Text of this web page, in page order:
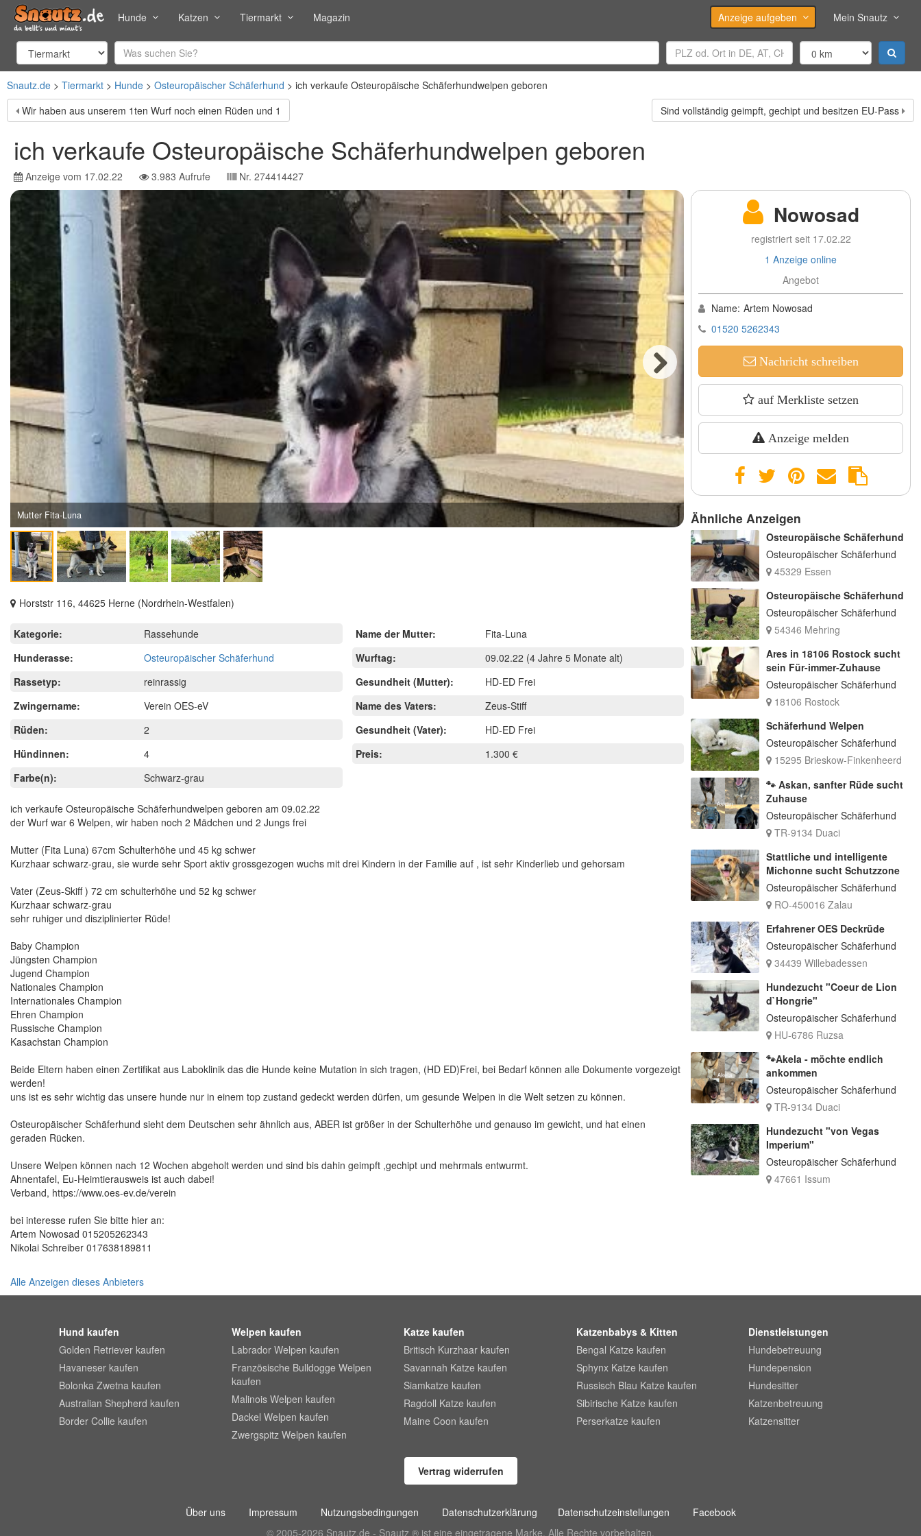
Hunde Katzen Tiermarkt Magazin Anzeige aufgeben Mein Snautz
Snautz.de Tiermarkt Hunde Osteuropäischer Schäferhund
ich verkaufe Osteuropäische Schäferhundwelpen geboren
Wir haben aus unserem 1ten Wurf noch einen Rüden und 1
Sind vollständig geimpft, gechipt und besitzen EU-Pass
ich verkaufe Osteuropäische Schäferhundwelpen geboren
Anzeige vom 17.02.22 3.983 Aufrufe Nr. 274414427
Mutter Fita-Luna
Horststr 116, 44625 Herne (Nordrhein-Westfalen)
Kategorie:
Rassehunde
Hunderasse:
Osteuropäischer Schäferhund
Rassetyp:
reinrassig
Zwingername:
Verein OES-eV
Rüden:
2
Hündinnen:
4
Farbe(n):
Schwarz-grau
Name der Mutter:
Fita-Luna
Wurftag:
09.02.22 (4 Jahre 5 Monate alt)
Gesundheit (Mutter):
HD-ED Frei
Name des Vaters:
Zeus-Stiff
Gesundheit (Vater):
HD-ED Frei
Preis:
1.300 €
ich verkaufe Osteuropäische Schäferhundwelpen geboren am 09.02.22
der Wurf war 6 Welpen, wir haben noch 2 Mädchen und 2 Jungs frei
Mutter (Fita Luna) 67cm Schulterhöhe und 45 kg schwer
Kurzhaar schwarz-grau, sie wurde sehr Sport aktiv grossgezogen wuchs mit drei Kindern in der Familie auf , ist sehr Kinderlieb und gehorsam
Vater (Zeus-Skiff ) 72 cm schulterhöhe und 52 kg schwer
Kurzhaar schwarz-grau
sehr ruhiger und disziplinierter Rüde!
Baby Champion
Jüngsten Champion
Jugend Champion
Nationales Champion
Internationales Champion
Ehren Champion
Russische Champion
Kasachstan Champion
Beide Eltern haben einen Zertifikat aus Laboklinik das die Hunde keine Mutation in sich tragen, (HD ED)Frei, bei Bedarf können alle Dokumente vorgezeigt
werden!
uns ist es sehr wichtig das unsere hunde nur in einem top zustand gedeckt werden dürfen, um gesunde Welpen in die Welt setzen zu können.
Osteuropäischer Schäferhund sieht dem Deutschen sehr ähnlich aus, ABER ist größer in der Schulterhöhe und genauso im gewicht, und hat einen
geraden Rücken.
Unsere Welpen können nach 12 Wochen abgeholt werden und sind bis dahin geimpft ,gechipt und mehrmals entwurmt.
Ahnentafel, Eu-Heimtierausweis ist auch dabei!
Verband, https://www.oes-ev.de/verein
bei interesse rufen Sie bitte hier an:
Artem Nowosad 015205262343
Nikolai Schreiber 017638189811
Alle Anzeigen dieses Anbieters
Nowosad
registriert seit 17.02.22
1 Anzeige online
Angebot
Name: Artem Nowosad
01520 5262343
Nachricht schreiben
auf Merkliste setzen
Anzeige melden
Ähnliche Anzeigen
Osteuropäische Schäferhund
Osteuropäischer Schäferhund
45329 Essen
Osteuropäische Schäferhund
Osteuropäischer Schäferhund
54346 Mehring
Ares in 18106 Rostock sucht
sein Für-immer-Zuhause
Osteuropäischer Schäferhund
18106 Rostock
Schäferhund Welpen
Osteuropäischer Schäferhund
15295 Brieskow-Finkenheerd
🐾 Askan, sanfter Rüde sucht
Zuhause
Osteuropäischer Schäferhund
TR-9134 Duaci
Stattliche und intelligente
Michonne sucht Schutzzone
Osteuropäischer Schäferhund
RO-450016 Zalau
Erfahrener OES Deckrüde
Osteuropäischer Schäferhund
34439 Willebadessen
Hundezucht "Coeur de Lion
d`Hongrie"
Osteuropäischer Schäferhund
HU-6786 Ruzsa
🐾Akela - möchte endlich
ankommen
Osteuropäischer Schäferhund
TR-9134 Duaci
Hundezucht "von Vegas
Imperium"
Osteuropäischer Schäferhund
47661 Issum
Hund kaufen
Golden Retriever kaufen
Havaneser kaufen
Bolonka Zwetna kaufen
Australian Shepherd kaufen
Border Collie kaufen
Welpen kaufen
Labrador Welpen kaufen
Französische Bulldogge Welpen
kaufen
Malinois Welpen kaufen
Dackel Welpen kaufen
Zwergspitz Welpen kaufen
Katze kaufen
Britisch Kurzhaar kaufen
Savannah Katze kaufen
Siamkatze kaufen
Ragdoll Katze kaufen
Maine Coon kaufen
Katzenbabys & Kitten
Bengal Katze kaufen
Sphynx Katze kaufen
Russisch Blau Katze kaufen
Sibirische Katze kaufen
Perserkatze kaufen
Dienstleistungen
Hundebetreuung
Hundepension
Hundesitter
Katzenbetreuung
Katzensitter
Vertrag widerrufen
Über uns Impressum Nutzungsbedingungen Datenschutzerklärung Datenschutzeinstellungen
Facebook
© 2005-2026 Snautz.de - Snautz ® ist eine eingetragene Marke. Alle Rechte vorbehalten.